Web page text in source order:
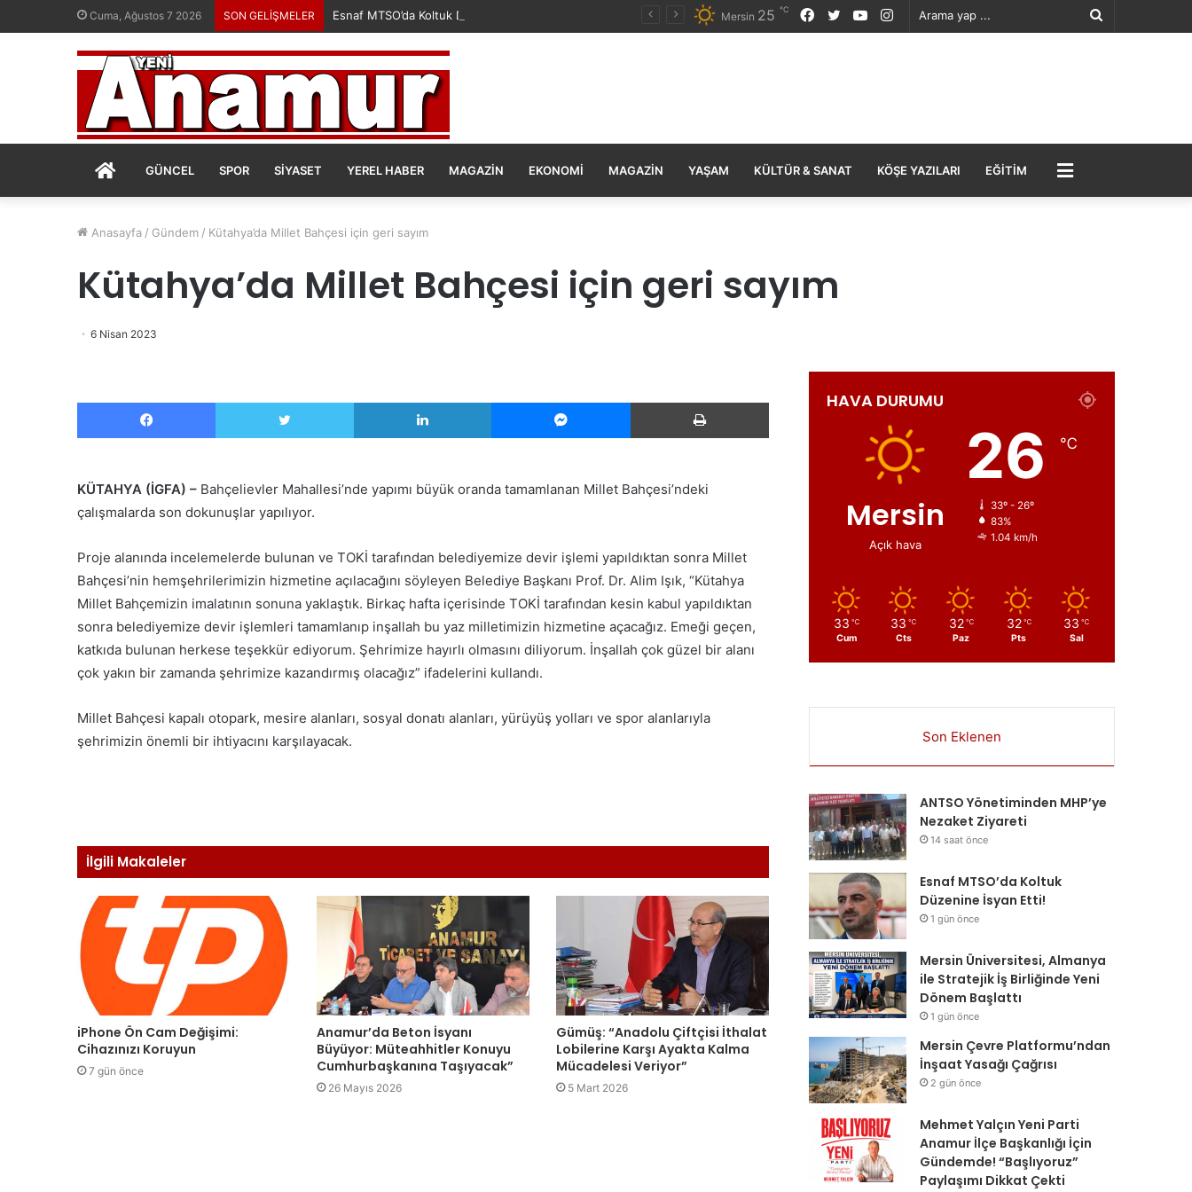
Cuma, Ağustos 7 2026 SON GELİŞMELER Esnaf MTSO’da Koltuk Düzenine İsyan Etti!
Arama
Instagram
YouTube
Twitter
Facebook
Mersin 25 ℃
ANASAYFA
GÜNCEL SPOR SIYASET YEREL HABER MAGAZIN EKONOMI MAGAZIN YAŞAM KÜLTÜR & SANAT KÖŞE YAZILARI EĞITIM MENÜ
Anasayfa / Gündem / Kütahya’da Millet Bahçesi için geri sayım
Kütahya’da Millet Bahçesi için geri sayım
6 Nisan 2023
Facebook Twitter LinkedIn Messenger Yazdır
KÜTAHYA (İGFA) – Bahçelievler Mahallesi’nde yapımı büyük oranda tamamlanan Millet Bahçesi’ndeki
çalışmalarda son dokunuşlar yapılıyor.
Proje alanında incelemelerde bulunan ve TOKİ tarafından belediyemize devir işlemi yapıldıktan sonra Millet
Bahçesi’nin hemşehrilerimizin hizmetine açılacağını söyleyen Belediye Başkanı Prof. Dr. Alim Işık, “Kütahya
Millet Bahçemizin imalatının sonuna yaklaştık. Birkaç hafta içerisinde TOKİ tarafından kesin kabul yapıldıktan
sonra belediyemize devir işlemleri tamamlanıp inşallah bu yaz milletimizin hizmetine açacağız. Emeği geçen,
katkıda bulunan herkese teşekkür ediyorum. Şehrimize hayırlı olmasını diliyorum. İnşallah çok güzel bir alanı
çok yakın bir zamanda şehrimize kazandırmış olacağız” ifadelerini kullandı.
Millet Bahçesi kapalı otopark, mesire alanları, sosyal donatı alanları, yürüyüş yolları ve spor alanlarıyla
şehrimizin önemli bir ihtiyacını karşılayacak.
İlgili Makaleler
iPhone Ön Cam Değişimi:
Cihazınızı Koruyun
7 gün önce
Anamur’da Beton İsyanı
Büyüyor: Müteahhitler Konuyu
Cumhurbaşkanına Taşıyacak”
26 Mayıs 2026
Gümüş: “Anadolu Çiftçisi İthalat
Lobilerine Karşı Ayakta Kalma
Mücadelesi Veriyor”
5 Mart 2026
HAVA DURUMU
Mersin
Açık hava
26 ℃
33º - 26º
83%
1.04 km/h
33 ℃
Cum
33 ℃
Cts
32 ℃
Paz
32 ℃
Pts
33 ℃
Sal
Son Eklenen
ANTSO Yönetiminden MHP’ye
Nezaket Ziyareti
14 saat önce
Esnaf MTSO’da Koltuk
Düzenine İsyan Etti!
1 gün önce
Mersin Üniversitesi, Almanya
ile Stratejik İş Birliğinde Yeni
Dönem Başlattı
1 gün önce
Mersin Çevre Platformu’ndan
İnşaat Yasağı Çağrısı
2 gün önce
Mehmet Yalçın Yeni Parti
Anamur İlçe Başkanlığı İçin
Gündemde! “Başlıyoruz”
Paylaşımı Dikkat Çekti